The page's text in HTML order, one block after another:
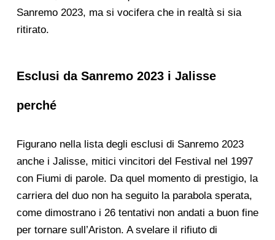
Sanremo 2023, ma si vocifera che in realtà si sia
ritirato.
Esclusi da Sanremo 2023 i Jalisse
perché
Figurano nella lista degli esclusi di Sanremo 2023
anche i Jalisse, mitici vincitori del Festival nel 1997
con Fiumi di parole. Da quel momento di prestigio, la
carriera del duo non ha seguito la parabola sperata,
come dimostrano i 26 tentativi non andati a buon fine
per tornare sull’Ariston. A svelare il rifiuto di